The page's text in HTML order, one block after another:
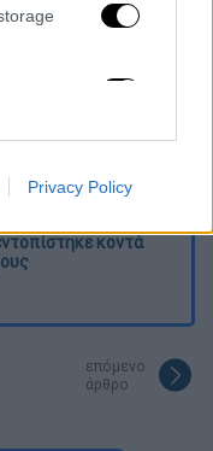
and other
Privacy Policy
σε ακραίες
συνθήκες
με
Σε ενήλικη η
κοντά
επόμενο
άρθρο